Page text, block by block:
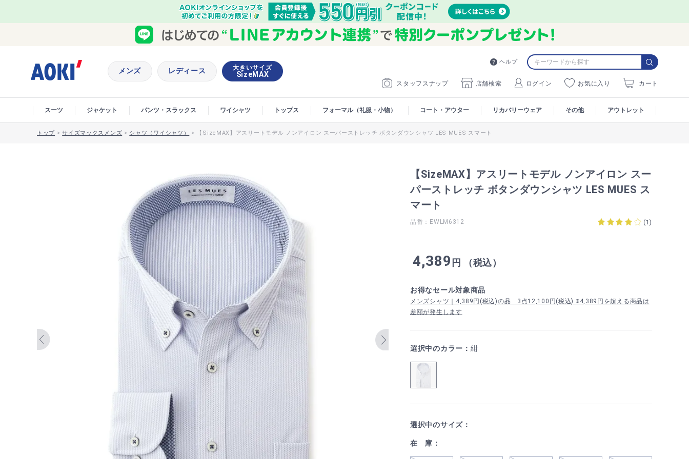
ヘルプ
スタッフスナップ 店舗検索 ログイン お気に入り カート
メンズ レディース 大きいサイズ
SizeMAX
スーツ ジャケット パンツ・スラックス ワイシャツ トップス フォーマル（礼服・小物） コート・アウター リカバリーウェア その他 アウトレット
トップ >サイズマックスメンズ > シャツ（ワイシャツ） > 【SizeMAX】アスリートモデル ノンアイロン スーパーストレッチ ボタンダウンシャツ LES MUES スマート
【SizeMAX】アスリートモデル ノンアイロン スー
パーストレッチ ボタンダウンシャツ LES MUES ス
マート
品番：EWLM6312 (1)
4,389 円 （税込）
お得なセール対象商品
メンズシャツ｜4,389円(税込)の品 3点12,100円(税込) ※4,389円を超える商品は
差額が発生します
選択中のカラー： 紺
選択中のサイズ：
在 庫：